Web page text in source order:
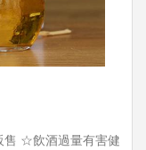
售 ☆飲酒過量有害健